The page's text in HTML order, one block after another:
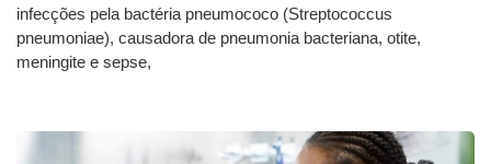
infecções pela bactéria pneumococo (Streptococcus
pneumoniae), causadora de pneumonia bacteriana, otite,
meningite e sepse,